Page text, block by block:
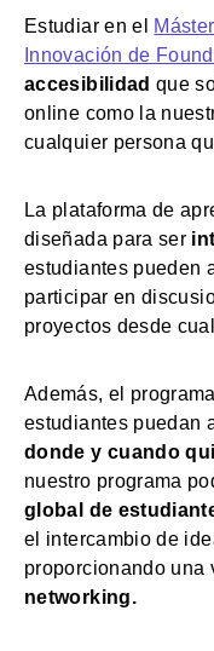
Estudiar en el
Innovación de
accesibilidad que
online como la
cualquier persona
La plataforma de
diseñada para ser
estudiantes pueden
participar en
proyectos desde
Además, el
estudiantes puedan
donde y cuando
nuestro programa
global de
el intercambio de
proporcionando una
networking.